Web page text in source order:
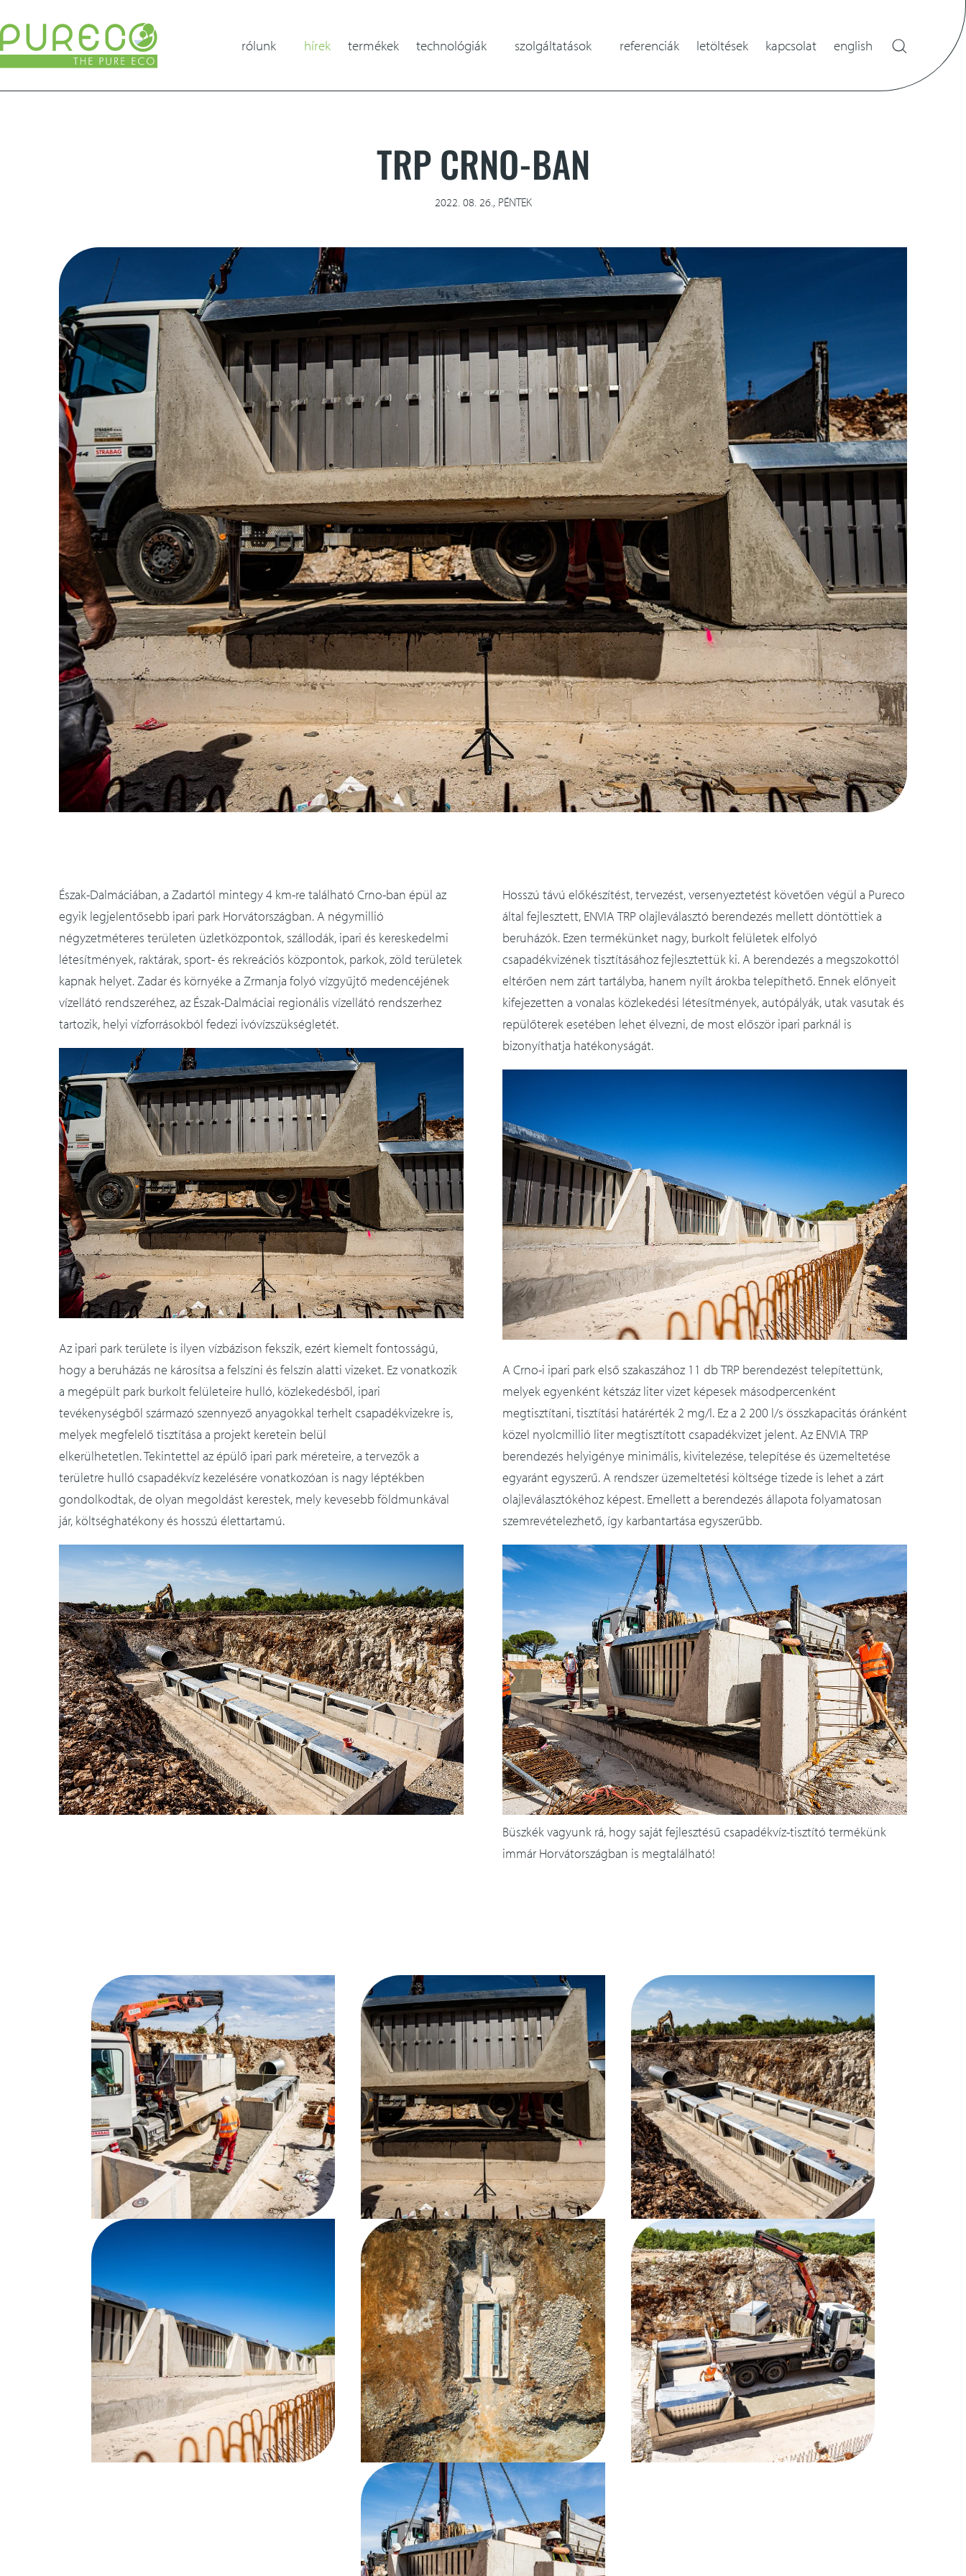
rólunk
hírek termékek technológiák
szolgáltatások
referenciák letöltések kapcsolat english
TRP CRNO-BAN
2022. 08. 26., PÉNTEK
Észak-Dalmáciában, a Zadartól mintegy 4 km-re található Crno-ban épül az
egyik legjelentősebb ipari park Horvátországban. A négymillió
négyzetméteres területen üzletközpontok, szállodák, ipari és kereskedelmi
létesítmények, raktárak, sport- és rekreációs központok, parkok, zöld területek
kapnak helyet. Zadar és környéke a Zrmanja folyó vízgyűjtő medencéjének
vízellátó rendszeréhez, az Észak-Dalmáciai regionális vízellátó rendszerhez
tartozik, helyi vízforrásokból fedezi ivóvízszükségletét.
Az ipari park területe is ilyen vízbázison fekszik, ezért kiemelt fontosságú,
hogy a beruházás ne károsítsa a felszíni és felszín alatti vizeket. Ez vonatkozik
a megépült park burkolt felületeire hulló, közlekedésből, ipari
tevékenységből származó szennyező anyagokkal terhelt csapadékvizekre is,
melyek megfelelő tisztítása a projekt keretein belül
elkerülhetetlen. Tekintettel az épülő ipari park méreteire, a tervezők a
területre hulló csapadékvíz kezelésére vonatkozóan is nagy léptékben
gondolkodtak, de olyan megoldást kerestek, mely kevesebb földmunkával
jár, költséghatékony és hosszú élettartamú.
Hosszú távú előkészítést, tervezést, versenyeztetést követően végül a Pureco
által fejlesztett, ENVIA TRP olajleválasztó berendezés mellett döntöttiek a
beruházók. Ezen termékünket nagy, burkolt felületek elfolyó
csapadékvizének tisztításához fejlesztettük ki. A berendezés a megszokottól
eltérően nem zárt tartályba, hanem nyílt árokba telepíthető. Ennek előnyeit
kifejezetten a vonalas közlekedési létesítmények, autópályák, utak vasutak és
repülőterek esetében lehet élvezni, de most először ipari parknál is
bizonyíthatja hatékonyságát.
A Crno-i ipari park első szakaszához 11 db TRP berendezést telepítettünk,
melyek egyenként kétszáz liter vizet képesek másodpercenként
megtisztítani, tisztítási határérték 2 mg/l. Ez a 2 200 l/s összkapacitás óránként
közel nyolcmillió liter megtisztított csapadékvizet jelent. Az ENVIA TRP
berendezés helyigénye minimális, kivitelezése, telepítése és üzemeltetése
egyaránt egyszerű. A rendszer üzemeltetési költsége tizede is lehet a zárt
olajleválasztókéhoz képest. Emellett a berendezés állapota folyamatosan
szemrevételezhető, így karbantartása egyszerűbb.
Büszkék vagyunk rá, hogy saját fejlesztésű csapadékvíz-tisztító termékünk
immár Horvátországban is megtalálható!